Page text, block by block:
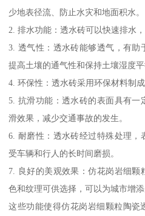
少地表径流、防止水灾和地面积水。
2. 排水功能：透水砖可以快速排水
3. 透气性：透水砖能够透气，有助
提高土壤的通气性和保持土壤湿度平
4. 环保性：透水砖采用环保材料制
5. 抗滑功能：透水砖的表面具有
滑效果，减少交通事故的发生。
6. 耐磨性：透水砖经过特殊处理，
受车辆和行人的长时间磨损。
7. 良好的美观效果：仿花岗岩细
色和纹理可供选择，可以为城市增添
这些功能使得仿花岗岩细颗粒陶瓷